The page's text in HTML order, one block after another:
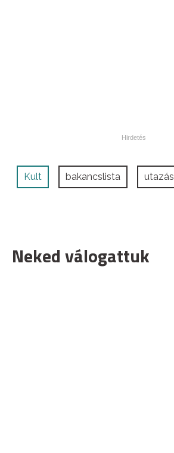
Kult bakancslista utazás
Neked válogattuk